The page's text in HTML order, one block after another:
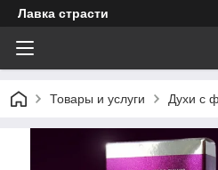
Лавка страсти
Товары и услуги Духи с